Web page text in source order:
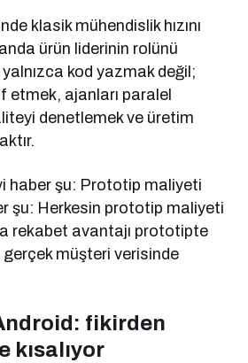
klasik mühendislik hızını
ürün liderinin rolünü
kod yazmak değil;
etmek, ajanları paralel
denetlemek ve üretim
haber şu: Prototip maliyeti
şu: Herkesin prototip maliyeti
rekabet avantajı prototipte
gerçek müşteri verisinde
fikirden
kısalıyor